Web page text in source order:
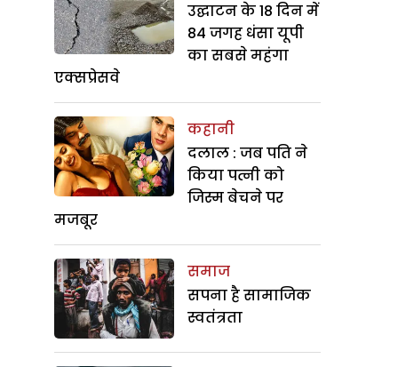
उद्घाटन के 18 दिन में
84 जगह धंसा यूपी
का सबसे महंगा
एक्सप्रेसवे
कहानी
दलाल : जब पति ने
किया पत्नी को
जिस्म बेचने पर
मजबूर
समाज
सपना है सामाजिक
स्वतंत्रता